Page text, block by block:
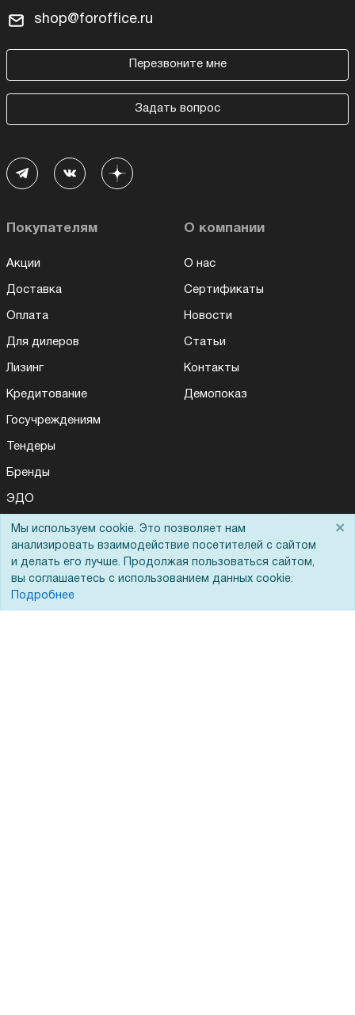
shop@foroffice.ru
Перезвоните мне
Задать вопрос
Покупателям
Акции
Доставка
Оплата
Для дилеров
Лизинг
Кредитование
Госучреждениям
Тендеры
Бренды
ЭДО
О компании
О нас
Сертификаты
Новости
Статьи
Контакты
Демопоказ
Помощь
Вопрос-ответ
Мы используем cookie. Это позволяет нам
анализировать взаимодействие посетителей с сайтом
и делать его лучше. Продолжая пользоваться сайтом,
вы соглашаетесь с использованием данных cookie.
Подробнее
×
Для Вас доступно эксклюзивное приложение при
заказе этого товара
Получить скидку Не показывать